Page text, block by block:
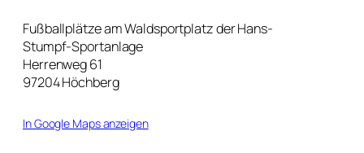
Fußballplätze am Waldsportplatz der Hans-
Stumpf-Sportanlage
Herrenweg 61
97204 Höchberg
In Google Maps anzeigen